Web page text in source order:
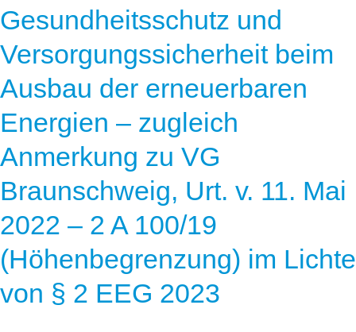
Gesundheitsschutz und
Versorgungssicherheit beim
Ausbau der erneuerbaren
Energien – zugleich
Anmerkung zu VG
Braunschweig, Urt. v. 11. Mai
2022 – 2 A 100/19
(Höhenbegrenzung) im Lichte
von § 2 EEG 2023